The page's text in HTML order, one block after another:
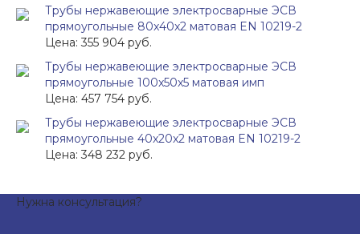
Трубы нержавеющие электросварные ЭСВ
прямоугольные 80x40x2 матовая EN 10219-2
Цена: 355 904 руб.
Трубы нержавеющие электросварные ЭСВ
прямоугольные 100x50x5 матовая имп
Цена: 457 754 руб.
Трубы нержавеющие электросварные ЭСВ
прямоугольные 40x20x2 матовая EN 10219-2
Цена: 348 232 руб.
Нужна консультация?